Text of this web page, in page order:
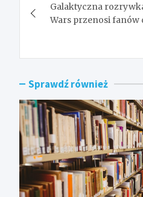
wpisu
Galaktyczna
Wars przenosi fanów
Sprawdź również